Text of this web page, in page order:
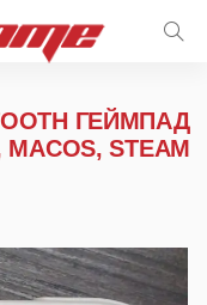
ГЕЙМПАД
STEAM